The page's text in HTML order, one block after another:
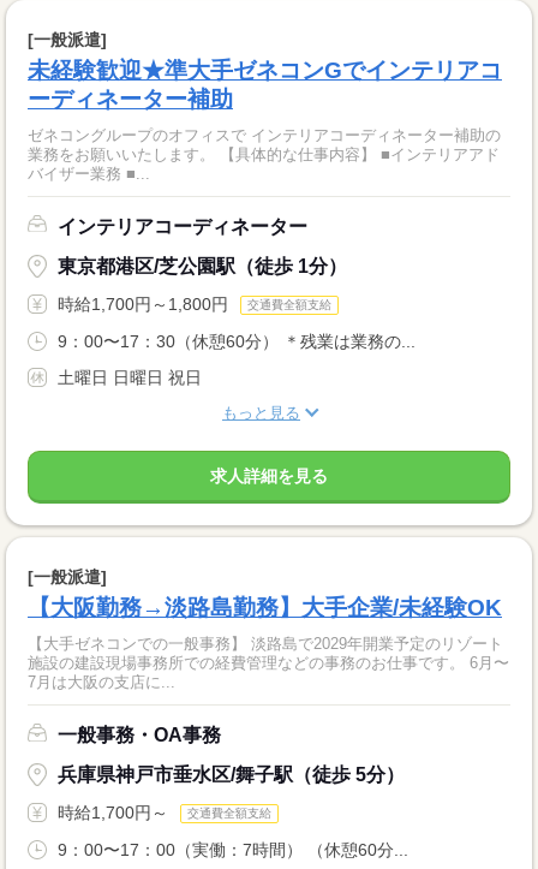
[一般派遣]
未経験歓迎★準大手ゼネコンGでインテリアコ
ーディネーター補助
ゼネコングループのオフィスで インテリアコーディネーター補助の
業務をお願いいたします。 【具体的な仕事内容】 ■インテリアアド
バイザー業務 ■...
インテリアコーディネーター
東京都港区/芝公園駅（徒歩 1分）
時給1,700円～1,800円 交通費全額支給
9：00〜17：30（休憩60分） ＊残業は業務の...
土曜日 日曜日 祝日
もっと見る
求人詳細を見る
[一般派遣]
【大阪勤務→淡路島勤務】大手企業/未経験OK
【大手ゼネコンでの一般事務】 淡路島で2029年開業予定のリゾート
施設の建設現場事務所での経費管理などの事務のお仕事です。 6月〜
7月は大阪の支店に...
一般事務・OA事務
兵庫県神戸市垂水区/舞子駅（徒歩 5分）
時給1,700円～ 交通費全額支給
9：00〜17：00（実働：7時間） （休憩60分...